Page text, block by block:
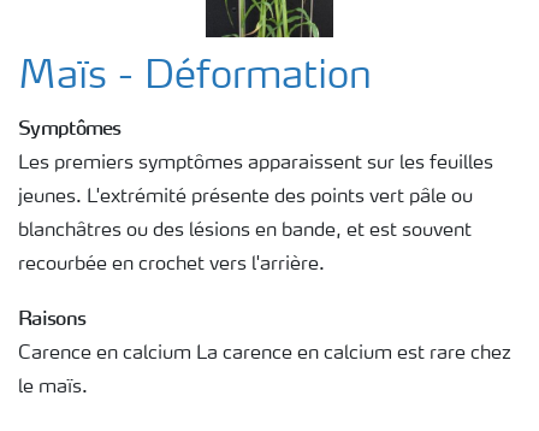
Maïs - Déformation
Symptômes
Les premiers symptômes apparaissent sur les feuilles
jeunes. L'extrémité présente des points vert pâle ou
blanchâtres ou des lésions en bande, et est souvent
recourbée en crochet vers l'arrière.
Raisons
Carence en calcium La carence en calcium est rare chez
le maïs.